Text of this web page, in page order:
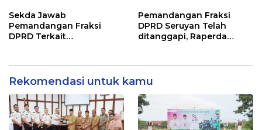
Sekda Jawab
Pemandangan Fraksi
DPRD Terkait
2024
Pemandangan Fraksi
DPRD Seruyan Telah
ditanggapi, Raperda
Rekomendasi untuk kamu